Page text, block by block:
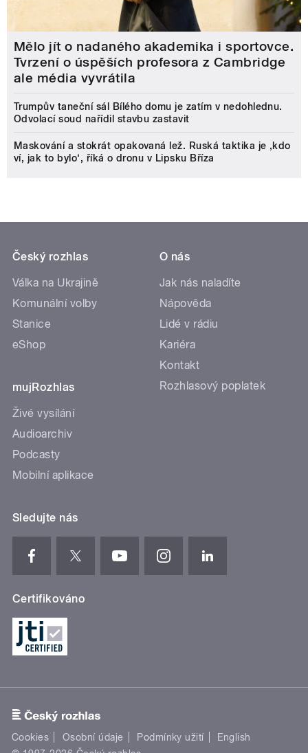
Mělo jít o nadaného akademika i sportovce.
Tvrzení o úspěších profesora z Cambridge
ale média vyvrátila
Trumpův taneční sál Bílého domu je zatím v nedohlednu.
Odvolací soud nařídil stavbu zastavit
Maskování a stokrát opakovaná lež. Ruská taktika je ‚kdo
ví, jak to bylo‘, říká o dronu v Lipsku Bříza
Český rozhlas
Válka na Ukrajině
Komunální volby
Stanice
eShop
mujRozhlas
Živé vysílání
Audioarchiv
Podcasty
Mobilní aplikace
O nás
Jak nás naladíte
Nápověda
Lidé v rádiu
Kariéra
Kontakt
Rozhlasový poplatek
Sledujte nás
Certifikováno
Cookies Osobní údaje Podmínky užití
English